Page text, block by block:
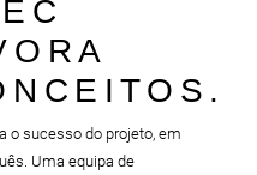
o sucesso do projeto, em
Uma equipa de